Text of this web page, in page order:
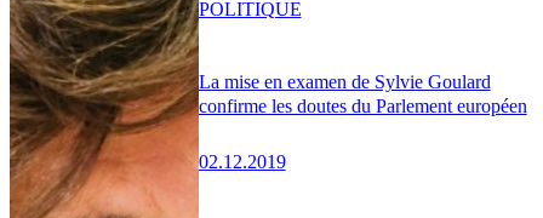
La mise en examen de Sylvie Goulard
confirme les doutes du Parlement européen
02.12.2019
POLITIQUE